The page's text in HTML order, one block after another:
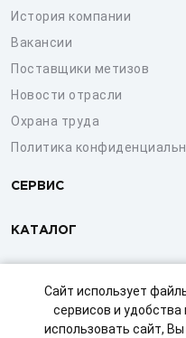
Сайт использует
сервисов и удобства
использовать сайт,
История компании
Вакансии
Поставщики метизов
Новости отрасли
Охрана труда
Политика
СЕРВИС
КАТАЛОГ